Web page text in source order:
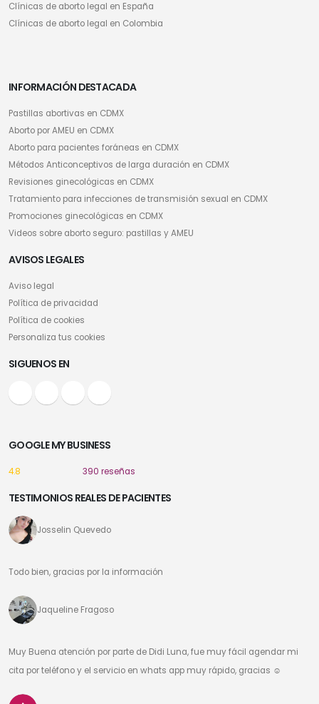
Clínicas de aborto legal en España
Clínicas de aborto legal en Colombia
INFORMACIÓN DESTACADA
Pastillas abortivas en CDMX
Aborto por AMEU en CDMX
Aborto para pacientes foráneas en CDMX
Métodos Anticonceptivos de larga duración en CDMX
Revisiones ginecológicas en CDMX
Tratamiento para infecciones de transmisión sexual en CDMX
Promociones ginecológicas en CDMX
Videos sobre aborto seguro: pastillas y AMEU
AVISOS LEGALES
Aviso legal
Política de privacidad
Política de cookies
Personaliza tus cookies
SIGUENOS EN
GOOGLE MY BUSINESS
4.8 390 reseñas
TESTIMONIOS REALES DE PACIENTES
Josselin Quevedo
Todo bien, gracias por la información
Jaqueline Fragoso
Muy Buena atención por parte de Didi Luna, fue muy fácil agendar mi
cita por teléfono y el servicio en whats app muy rápido, gracias ☺️